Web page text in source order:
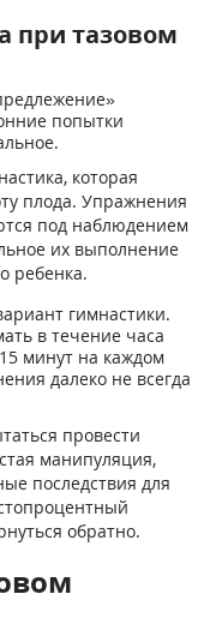
при тазовом
попытки
которая
плода. Упражнения
под наблюдением
их выполнение
ребенка.
гимнастики.
в течение часа
минут на каждом
далеко не всегда
провести
манипуляция,
последствия для
обратно.